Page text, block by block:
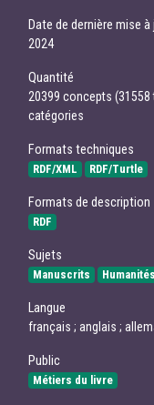
Date de dernière mise à
2024
Quantité
20399 concepts
catégories
Formats techniques
RDF/XML RDF/Turtle
Formats de description
RDF
Sujets
Manuscrits
Langue
français ; anglais ;
Public
Métiers du livre